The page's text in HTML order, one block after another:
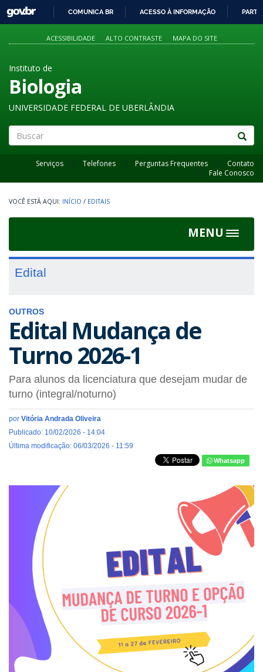
PARA
O
GOVBR
COMUNICA BR ACESSO À INFORMAÇÃO
ACESSIBILIDADE ALTO CONTRASTE MAPA DO SITE
Instituto de
Biologia
UNIVERSIDADE FEDERAL DE UBERLÂNDIA
Serviços Telefones Perguntas Frequentes
Contato
Fale Conosco
INÍCIO / EDITAIS
MENU
Toggle
Edital
OUTROS
Edital Mudança de
Turno 2026-1
Para alunos da licenciatura que desejam mudar de
turno (integral/noturno)
por Vitória Andrada Oliveira
Publicado: 10/02/2026 - 14:04
Última modificação: 06/03/2026 - 11:59
Whatsapp
edital_4.png